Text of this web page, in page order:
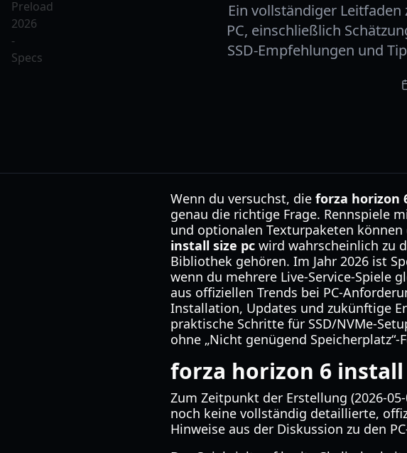
Ein vollständiger
PC, einschließlich
SSD-Empfehlungen und
Wenn du versuchst, die forza horizon
genau die richtige Frage. Rennspiele
und optionalen Texturpaketen
install size pc wird wahrscheinlich zu
Bibliothek gehören. Im Jahr 2026 ist
wenn du mehrere Live-Service-Spiele
aus offiziellen Trends bei PC-
Installation, Updates und zukünftige
praktische Schritte für SSD/NVMe-
ohne „Nicht genügend
forza horizon 6
Zum Zeitpunkt der Erstellung (2026-
noch keine vollständig detaillierte,
Hinweise aus der Diskussion zu den